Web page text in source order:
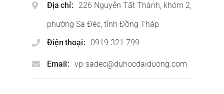
Địa chỉ
226 Nguyễn Tất Thành, khóm 2,
phường Sa Đéc, tỉnh Đồng Tháp
Điện thoại
0919 321 799
Email vp-sadec@duhocdaiduong.com